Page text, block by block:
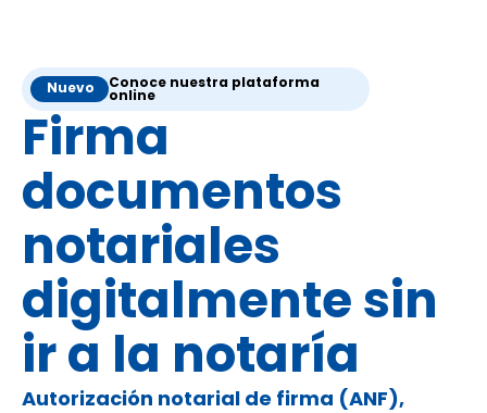
Nuevo Conoce nuestra plataforma
online
Firma
documentos
notariales
digitalmente sin
ir a la notaría
Autorización notarial de firma (ANF),